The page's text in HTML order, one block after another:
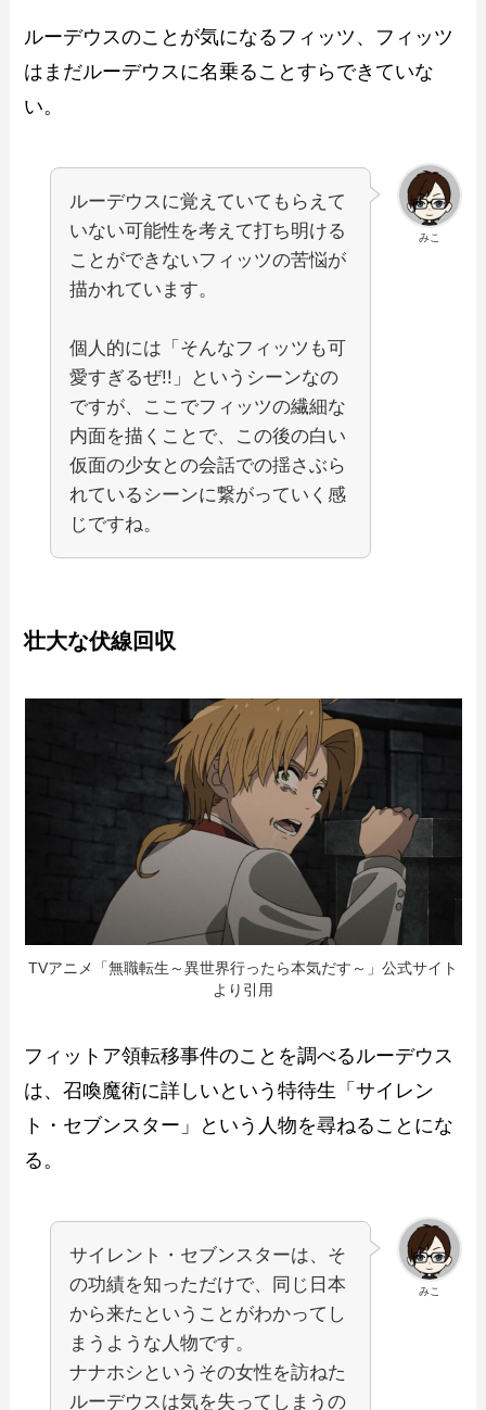
ルーデウスのことが気になるフィッツ、フィッツ
はまだルーデウスに名乗ることすらできていな
い。
みこ
ルーデウスに覚えていてもらえて
いない可能性を考えて打ち明ける
ことができないフィッツの苦悩が
描かれています。
個人的には「そんなフィッツも可
愛すぎるぜ!!」というシーンなの
ですが、ここでフィッツの繊細な
内面を描くことで、この後の白い
仮面の少女との会話での揺さぶら
れているシーンに繋がっていく感
じですね。
壮大な伏線回収
TVアニメ「無職転生～異世界行ったら本気だす～」公式サイト
より引用
フィットア領転移事件のことを調べるルーデウス
は、召喚魔術に詳しいという特待生「サイレン
ト・セブンスター」という人物を尋ねることにな
る。
みこ
サイレント・セブンスターは、そ
の功績を知っただけで、同じ日本
から来たということがわかってし
まうような人物です。
ナナホシというその女性を訪ねた
ルーデウスは気を失ってしまうの